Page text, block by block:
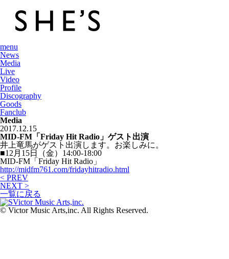
menu
News
Media
Live
Video
Profile
Discography
Goods
Fanclub
Media
2017.12.15
MID-FM「Friday Hit Radio」ゲスト出演
井上竜馬がゲスト出演します。お楽しみに。
■12月15日（金）14:00-18:00
MID-FM「Friday Hit Radio」
http://midfm761.com/fridayhitradio.html
< PREV
NEXT >
一覧に戻る
© Victor Music Arts,inc. All Rights Reserved.